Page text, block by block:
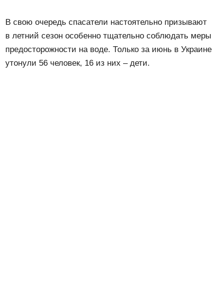
В свою очередь спасатели настоятельно призывают
в летний сезон особенно тщательно соблюдать меры
предосторожности на воде. Только за июнь в Украине
утонули 56 человек, 16 из них – дети.